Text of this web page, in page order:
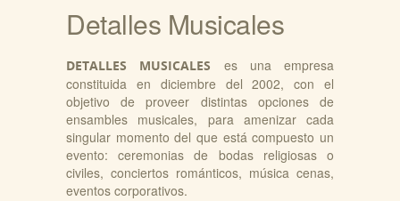
Detalles Musicales
DETALLES MUSICALES es una empresa
constituida en diciembre del 2002, con el
objetivo de proveer distintas opciones de
ensambles musicales, para amenizar cada
singular momento del que está compuesto un
evento: ceremonias de bodas religiosas o
civiles, conciertos románticos, música cenas,
eventos corporativos.